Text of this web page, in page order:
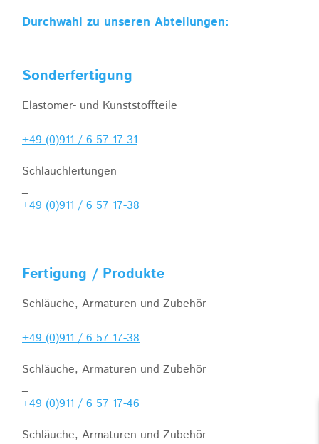
Durchwahl zu unseren Abteilungen:
Sonderfertigung
Elastomer- und Kunststoffteile
+49 (0)911 / 6 57 17-31
Schlauchleitungen
+49 (0)911 / 6 57 17-38
Fertigung / Produkte
Schläuche, Armaturen und Zubehör
+49 (0)911 / 6 57 17-38
Schläuche, Armaturen und Zubehör
+49 (0)911 / 6 57 17-46
Schläuche, Armaturen und Zubehör